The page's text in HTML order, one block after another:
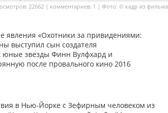
22662 | комментариев: 1 | Фото: © кадр из фильма
явления «Охотники за привидениями:
выступил сын создателя
юные звезды Финн Вулфхард и
после провального кино 2016
в Нью-Йорке с Зефирным человеком из